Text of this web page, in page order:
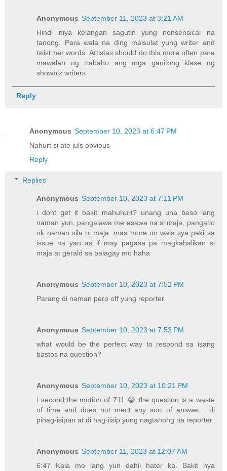
Anonymous September 11, 2023 at 3:21 AM
Hindi niya kelangan sagutin yung nonsensical na
tanong. Para wala na ding maisulat yung writer and
twist her words. Artistas should do this more often para
mawalan ng trabaho ang mga ganitong klase ng
showbiz writers.
Reply
Anonymous September 10, 2023 at 6:47 PM
Nahurt si ate juls obvious
Reply
Replies
Anonymous September 10, 2023 at 7:11 PM
i dont get it bakit mahuhurt? unang una beso lang
naman yun, pangalawa me asawa na si maja, pangatlo
ok naman sila ni maja. mas more on wala sya paki sa
issue na yan as if may pagasa pa magkabalikan si
maja at gerald sa palagay mo haha
Anonymous September 10, 2023 at 7:52 PM
Parang di naman pero off yung reporter
Anonymous September 10, 2023 at 7:53 PM
what would be the perfect way to respond sa isang
bastos na question?
Anonymous September 10, 2023 at 10:21 PM
i second the motion of 711 😂 the question is a waste
of time and does not merit any sort of answer... di
pinag-isipan at di nag-iisip yung nagtanong na reporter.
Anonymous September 11, 2023 at 12:07 AM
6:47 Kala mo lang yun dahil hater ka. Bakit nya